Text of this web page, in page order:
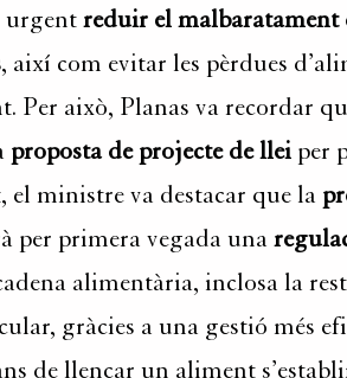
urgent reduir el malbaratament
, així com evitar les pèrdues
Per això, Planas va recordar
proposta de projecte de llei per
el ministre va destacar que la
per primera vegada una
alimentària, inclosa la
gràcies a una gestió més
de llençar un aliment